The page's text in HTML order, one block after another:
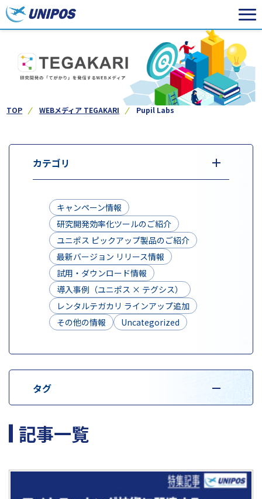
TOP WEBメディア TEGAKARI Pupil Labs
カテゴリ
キャンペーン情報
研究開発効率化ツールのご紹介
ユニポス ピックアップ製品のご紹介
最新バージョン リリース情報
試用・ダウンロード情報
導入事例（ユニポス × テグシス）
レンタルテガカリ ラインアップ追加
その他の情報
Uncategorized
タグ
記事一覧